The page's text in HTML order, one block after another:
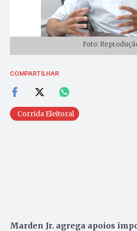
Foto:
COMPARTILHAR
Corrida Eleitoral
Marden Jr. agrega apoios